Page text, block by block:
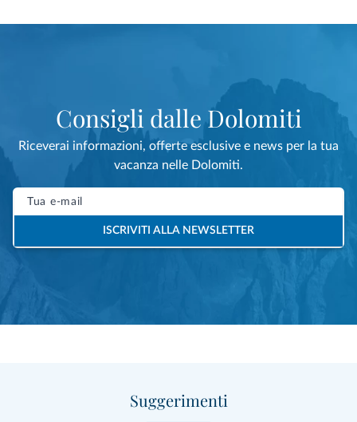
Consigli dalle Dolomiti
Riceverai informazioni, offerte esclusive e news per la tua
vacanza nelle Dolomiti.
ISCRIVITI ALLA NEWSLETTER
Suggerimenti